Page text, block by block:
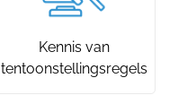
Kennis van
tentoonstellingsregels